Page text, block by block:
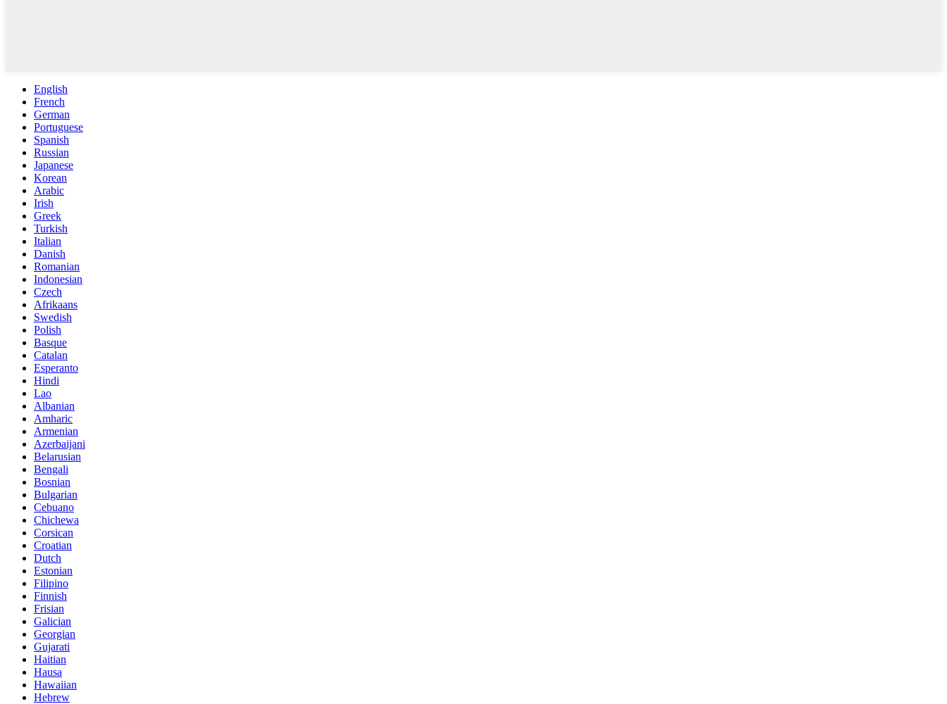
English
French
German
Portuguese
Spanish
Russian
Japanese
Korean
Arabic
Irish
Greek
Turkish
Italian
Danish
Romanian
Indonesian
Czech
Afrikaans
Swedish
Polish
Basque
Catalan
Esperanto
Hindi
Lao
Albanian
Amharic
Armenian
Azerbaijani
Belarusian
Bengali
Bosnian
Bulgarian
Cebuano
Chichewa
Corsican
Croatian
Dutch
Estonian
Filipino
Finnish
Frisian
Galician
Georgian
Gujarati
Haitian
Hausa
Hawaiian
Hebrew